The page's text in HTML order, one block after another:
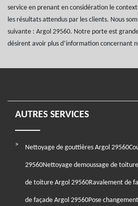
service en prenant en considération le
les résultats attendus par les clients. Nous
suivante : Argol 29560. Notre porte est
désirent avoir plus d’information concernant
AUTRES SERVICES
Nettoyage de gouttières Argol 29560
29560Nettoyage demoussage de
de toiture Argol 29560Ravalement de
de façade Argol 29560Pose